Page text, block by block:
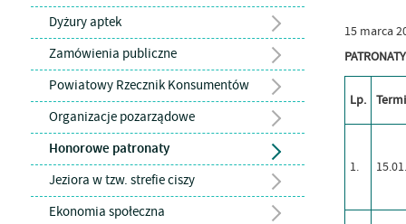
Dyżury aptek
Zamówienia publiczne
Powiatowy Rzecznik Konsumentów
Organizacje pozarządowe
Honorowe patronaty
Jeziora w tzw. strefie ciszy
Ekonomia społeczna
15 marca
Lp.
1.